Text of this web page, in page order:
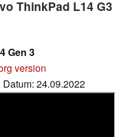
ThinkPad L14 G3
Gen 3
version
24.09.2022